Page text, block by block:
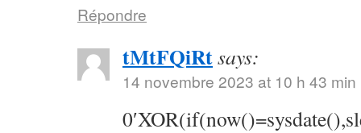
Répondre
tMtFQiRtsays:
14 novembre 2023 at 10 h 43 min